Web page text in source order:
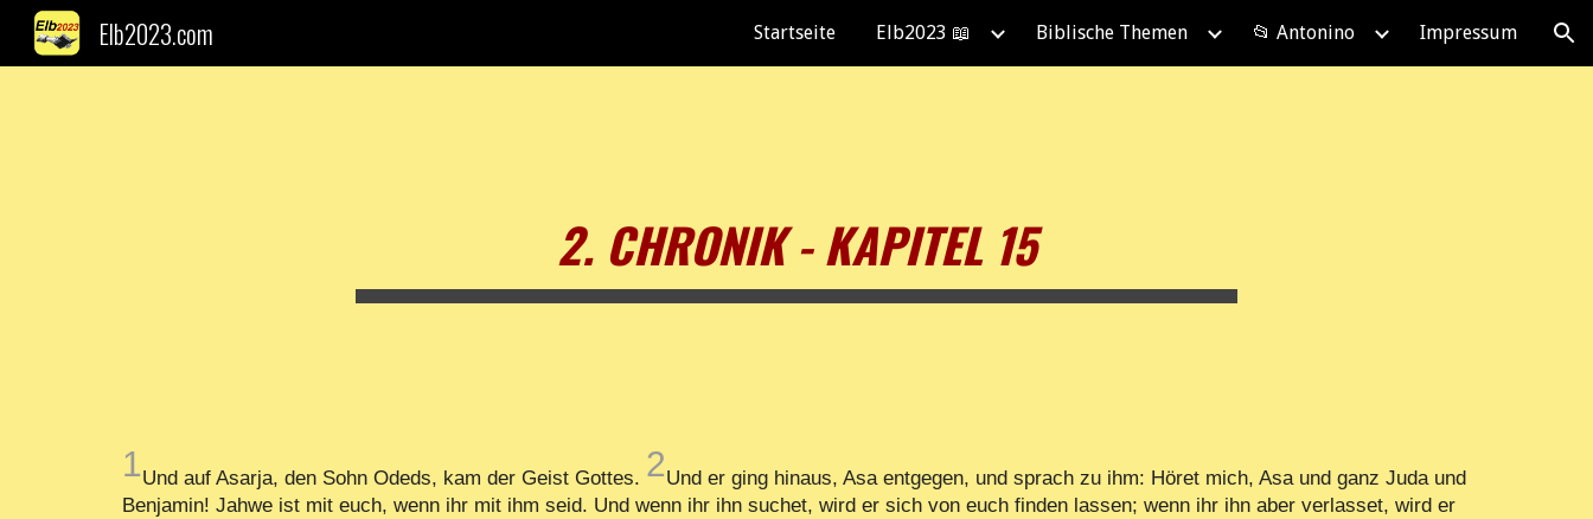
Skip to navigation
Elb2023.com Startseite Elb2023 📖 Biblische Themen 📂 Antonino Impressum
2. CHRONIK - KAPITEL 15
1Und auf Asarja, den Sohn Odeds, kam der Geist Gottes. 2Und er ging hinaus, Asa entgegen, und sprach zu ihm: Höret mich, Asa und ganz Juda und
Benjamin! Jahwe ist mit euch, wenn ihr mit ihm seid. Und wenn ihr ihn suchet, wird er sich von euch finden lassen; wenn ihr ihn aber verlasset, wird er